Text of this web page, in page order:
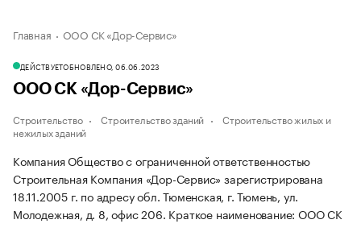
Главная ООО СК «Дор-Сервис»
ДЕЙСТВУЕТОБНОВЛЕНО, 06.06.2023
ООО СК «Дор-Сервис»
Строительство Строительство зданий
Строительство жилых и
нежилых зданий
Компания Общество с ограниченной ответственностью
Строительная Компания «Дор-Сервис» зарегистрирована
18.11.2005 г. по адресу обл. Тюменская, г. Тюмень, ул.
Молодежная, д. 8, офис 206. Краткое наименование: ООО СК